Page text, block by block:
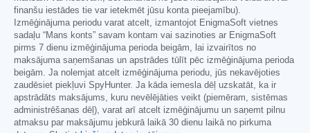
finanšu iestādes tie var ietekmēt jūsu konta pieejamību).
Izmēģinājuma periodu varat atcelt, izmantojot EnigmaSoft vietnes
sadaļu “Mans konts” savam kontam vai sazinoties ar EnigmaSoft
pirms 7 dienu izmēģinājuma perioda beigām, lai izvairītos no
maksājuma saņemšanas un apstrādes tūlīt pēc izmēģinājuma perioda
beigām. Ja nolemjat atcelt izmēģinājuma periodu, jūs nekavējoties
zaudēsiet piekļuvi SpyHunter. Ja kāda iemesla dēļ uzskatāt, ka ir
apstrādāts maksājums, kuru nevēlējāties veikt (piemēram, sistēmas
administrēšanas dēļ), varat arī atcelt izmēģinājumu un saņemt pilnu
atmaksu par maksājumu jebkurā laikā 30 dienu laikā no pirkuma